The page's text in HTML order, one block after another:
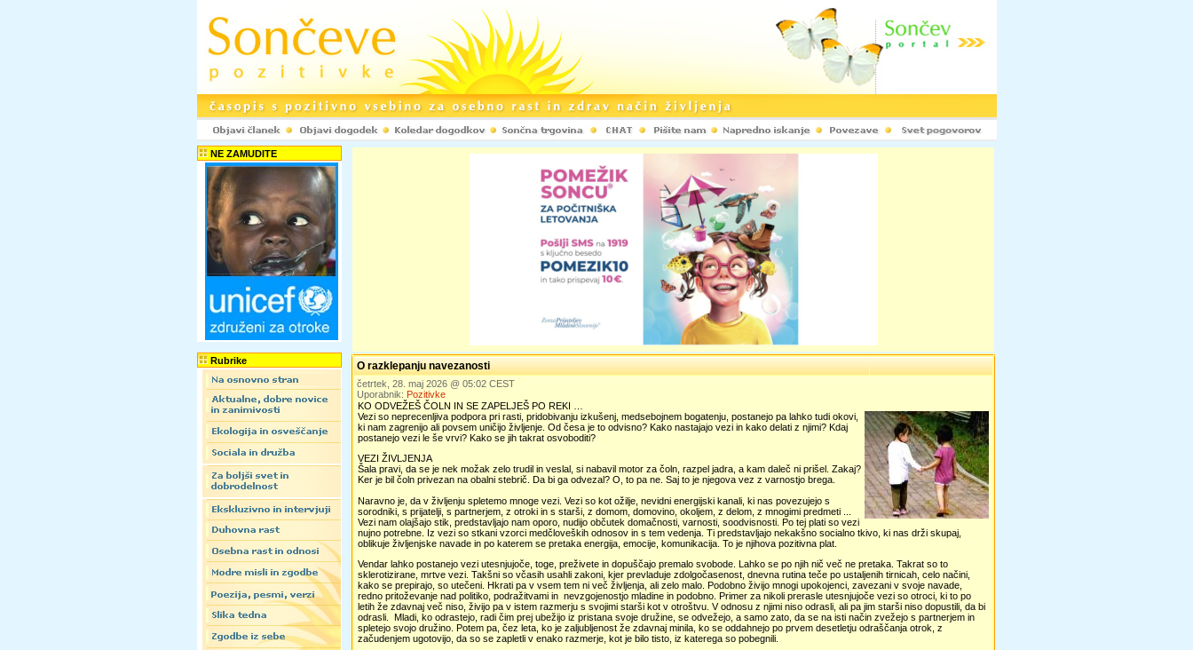
NE ZAMUDITE
Rubrike O razklepanju navezanosti
četrtek, 28. maj 2026 @ 05:02 CEST
Uporabnik: Pozitivke
KO ODVEŽEŠ ČOLN IN SE ZAPELJEŠ PO REKI …
Vezi so neprecenljiva podpora pri rasti, pridobivanju izkušenj, medsebojnem bogatenju, postanejo pa lahko tudi okovi,
ki nam zagrenijo ali povsem uničijo življenje. Od česa je to odvisno? Kako nastajajo vezi in kako delati z njimi? Kdaj
postanejo vezi le še vrvi? Kako se jih takrat osvoboditi?
VEZI ŽIVLJENJA
Šala pravi, da se je nek možak zelo trudil in veslal, si nabavil motor za čoln, razpel jadra, a kam daleč ni prišel. Zakaj?
Ker je bil čoln privezan na obalni stebrič. Da bi ga odvezal? O, to pa ne. Saj to je njegova vez z varnostjo brega.
Naravno je, da v življenju spletemo mnoge vezi. Vezi so kot ožilje, nevidni energijski kanali, ki nas povezujejo s
sorodniki, s prijatelji, s partnerjem, z otroki in s starši, z domom, domovino, okoljem, z delom, z mnogimi predmeti ...
Vezi nam olajšajo stik, predstavljajo nam oporo, nudijo občutek domačnosti, varnosti, soodvisnosti. Po tej plati so vezi
nujno potrebne. Iz vezi so stkani vzorci medčloveških odnosov in s tem vedenja. Ti predstavljajo nekakšno socialno tkivo, ki nas drži skupaj,
oblikuje življenjske navade in po katerem se pretaka energija, emocije, komunikacija. To je njihova pozitivna plat.
Vendar lahko postanejo vezi utesnjujoče, toge, preživete in dopuščajo premalo svobode. Lahko se po njih nič več ne pretaka. Takrat so to
sklerotizirane, mrtve vezi. Takšni so včasih usahli zakoni, kjer prevladuje zdolgočasenost, dnevna rutina teče po ustaljenih tirnicah, celo načini,
kako se prepirajo, so utečeni. Hkrati pa v vsem tem ni več življenja, ali zelo malo. Podobno živijo mnogi upokojenci, zavezani v svoje navade,
redno pritoževanje nad politiko, podražitvami in nevzgojenostjo mladine in podobno. Primer za nikoli prerasle utesnjujoče vezi so otroci, ki to po
letih že zdavnaj več niso, živijo pa v istem razmerju s svojimi starši kot v otroštvu. V odnosu z njimi niso odrasli, ali pa jim starši niso dopustili, da bi
odrasli. Mladi, ko odrastejo, radi čim prej ubežijo iz pristana svoje družine, se odvežejo, a samo zato, da se na isti način zvežejo s partnerjem in
spletejo svojo družino. Potem pa, čez leta, ko je zaljubljenost že zdavnaj minila, ko se oddahnejo po prvem desetletju odraščanja otrok, z
začudenjem ugotovijo, da so se zapletli v enako razmerje, kot je bilo tisto, iz katerega so pobegnili.